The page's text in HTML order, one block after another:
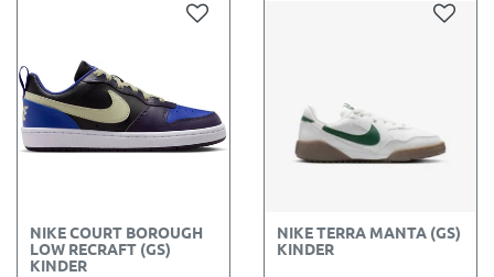
NIKE COURT BOROUGH
LOW RECRAFT (GS)
KINDER
NIKE TERRA MANTA (GS)
KINDER